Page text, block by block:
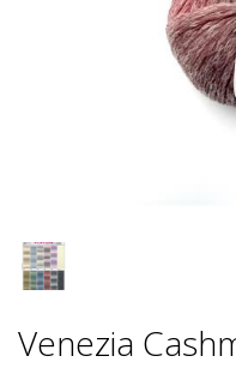
Venezia